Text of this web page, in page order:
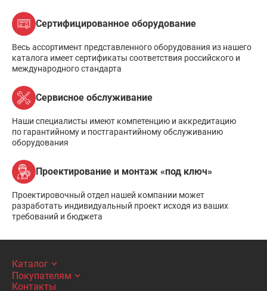
Сертифицированное оборудование
Весь ассортимент представленного оборудования из нашего
каталога имеет сертификаты соответствия российского и
международного стандарта
Сервисное обслуживание
Наши специалисты имеют компетенцию и аккредитацию
по гарантийному и постгарантийному обслуживанию
оборудования
Проектирование и монтаж «под ключ»
Проектировочный отдел нашей компании может
разработать индивидуальный проект исходя из ваших
требований и бюджета
Каталог
Покупателям
Контакты